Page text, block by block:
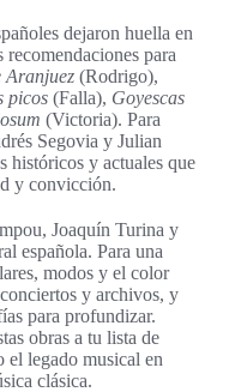
dejaron huella en
para
Aranjuez (Rodrigo),
picos (Falla), Goyescas
(Victoria). Para
Segovia y Julian
históricos y actuales que
y convicción.
Joaquín Turina y
española. Para una
modos y el color
y archivos, y
para profundizar.
obras a tu lista de
el legado musical en
clásica.